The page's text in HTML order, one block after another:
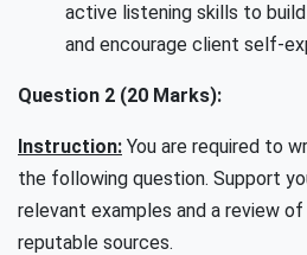
active listening skills to
and encourage client self-
Question 2 (20 Marks):
Instruction: You are required to
the following question. Support
relevant examples and a review
reputable sources.